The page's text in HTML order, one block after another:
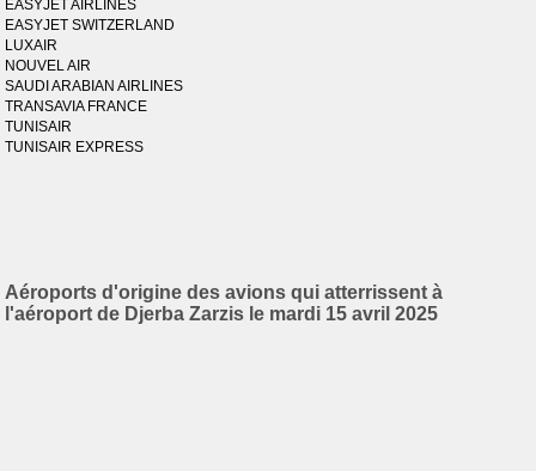
EASYJET AIRLINES
EASYJET SWITZERLAND
LUXAIR
NOUVEL AIR
SAUDI ARABIAN AIRLINES
TRANSAVIA FRANCE
TUNISAIR
TUNISAIR EXPRESS
Aéroports d'origine des avions qui atterrissent à
l'aéroport de Djerba Zarzis le mardi 15 avril 2025